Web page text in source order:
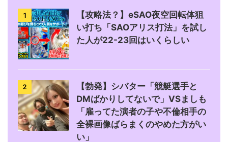
1
【攻略法？】eSAO夜空回転体狙
い打ち「SAOアリス打法」を試し
た人が22-23回はいくらしい
2
【勃発】シバター「競艇選手と
DMばかりしてないで」VSましも
「雇ってた演者の子や不倫相手の
全裸画像ばらまくのやめた方がい
い」